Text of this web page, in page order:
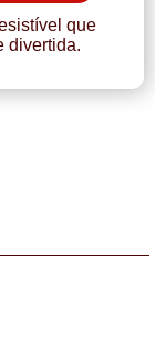
que
divertida.